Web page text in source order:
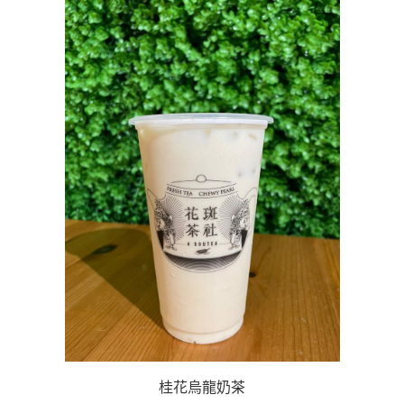
桂花烏龍奶茶